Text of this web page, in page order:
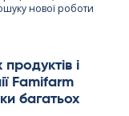
нової роботи
і
Fa­mi­farm
багатьох